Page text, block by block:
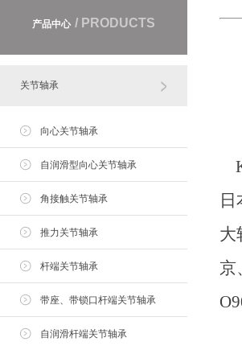
产品中心 / PRODUCTS
关节轴承
向心关节轴承
自润滑型向心关节轴承
角接触关节轴承
推力关节轴承
杆端关节轴承
带座、带锁口杆端关节轴承
自润滑杆端关节轴承
大
京